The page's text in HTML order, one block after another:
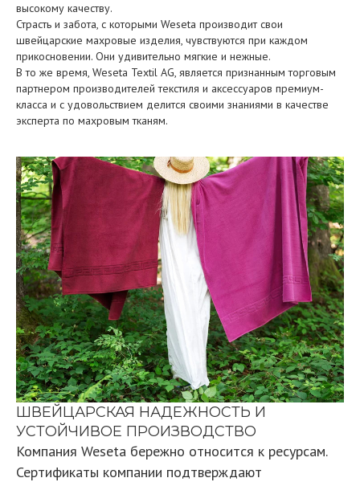
высокому качеству.
Страсть и забота, с которыми Weseta производит свои
швейцарские махровые изделия, чувствуются при каждом
прикосновении. Они удивительно мягкие и нежные.
В то же время, Weseta Textil AG, является признанным торговым
партнером производителей текстиля и аксессуаров премиум-
класса и с удовольствием делится своими знаниями в качестве
эксперта по махровым тканям.
ШВЕЙЦАРСКАЯ НАДЕЖНОСТЬ И
УСТОЙЧИВОЕ ПРОИЗВОДСТВО
Компания Weseta бережно относится к ресурсам.
Сертификаты компании подтверждают